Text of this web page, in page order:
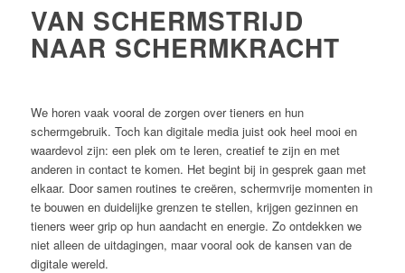
VAN SCHERMSTRIJD
NAAR SCHERMKRACHT
We horen vaak vooral de zorgen over tieners en hun
schermgebruik. Toch kan digitale media juist ook heel mooi en
waardevol zijn: een plek om te leren, creatief te zijn en met
anderen in contact te komen. Het begint bij in gesprek gaan met
elkaar. Door samen routines te creëren, schermvrije momenten in
te bouwen en duidelijke grenzen te stellen, krijgen gezinnen en
tieners weer grip op hun aandacht en energie. Zo ontdekken we
niet alleen de uitdagingen, maar vooral ook de kansen van de
digitale wereld.